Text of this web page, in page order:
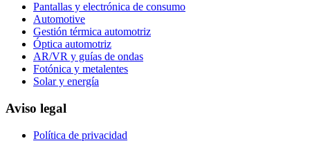
Pantallas y electrónica de consumo
Automotive
Gestión térmica automotriz
Óptica automotriz
AR/VR y guías de ondas
Fotónica y metalentes
Solar y energía
Aviso legal
Política de privacidad